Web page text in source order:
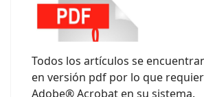
Todos los artículos se
en versión pdf por lo que
Adobe® Acrobat en su sistema.